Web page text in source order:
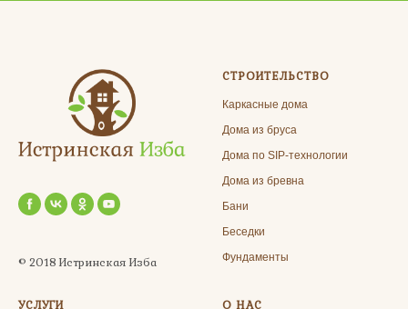
© 2018 Истринская Изба
СТРОИТЕЛЬСТВО
Каркасные дома
Дома из бруса
Дома по SIP-технологии
Дома из бревна
Бани
Беседки
Фундаменты
УСЛУГИ О НАС